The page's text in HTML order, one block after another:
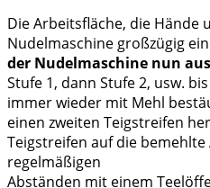
Die Arbeitsfläche, die Hände
Nudelmaschine großzügig
der Nudelmaschine nun
Stufe 1, dann Stufe 2, usw.
immer wieder mit Mehl
einen zweiten Teigstreifen
Teigstreifen auf die
regelmäßigen
Abständen mit einem